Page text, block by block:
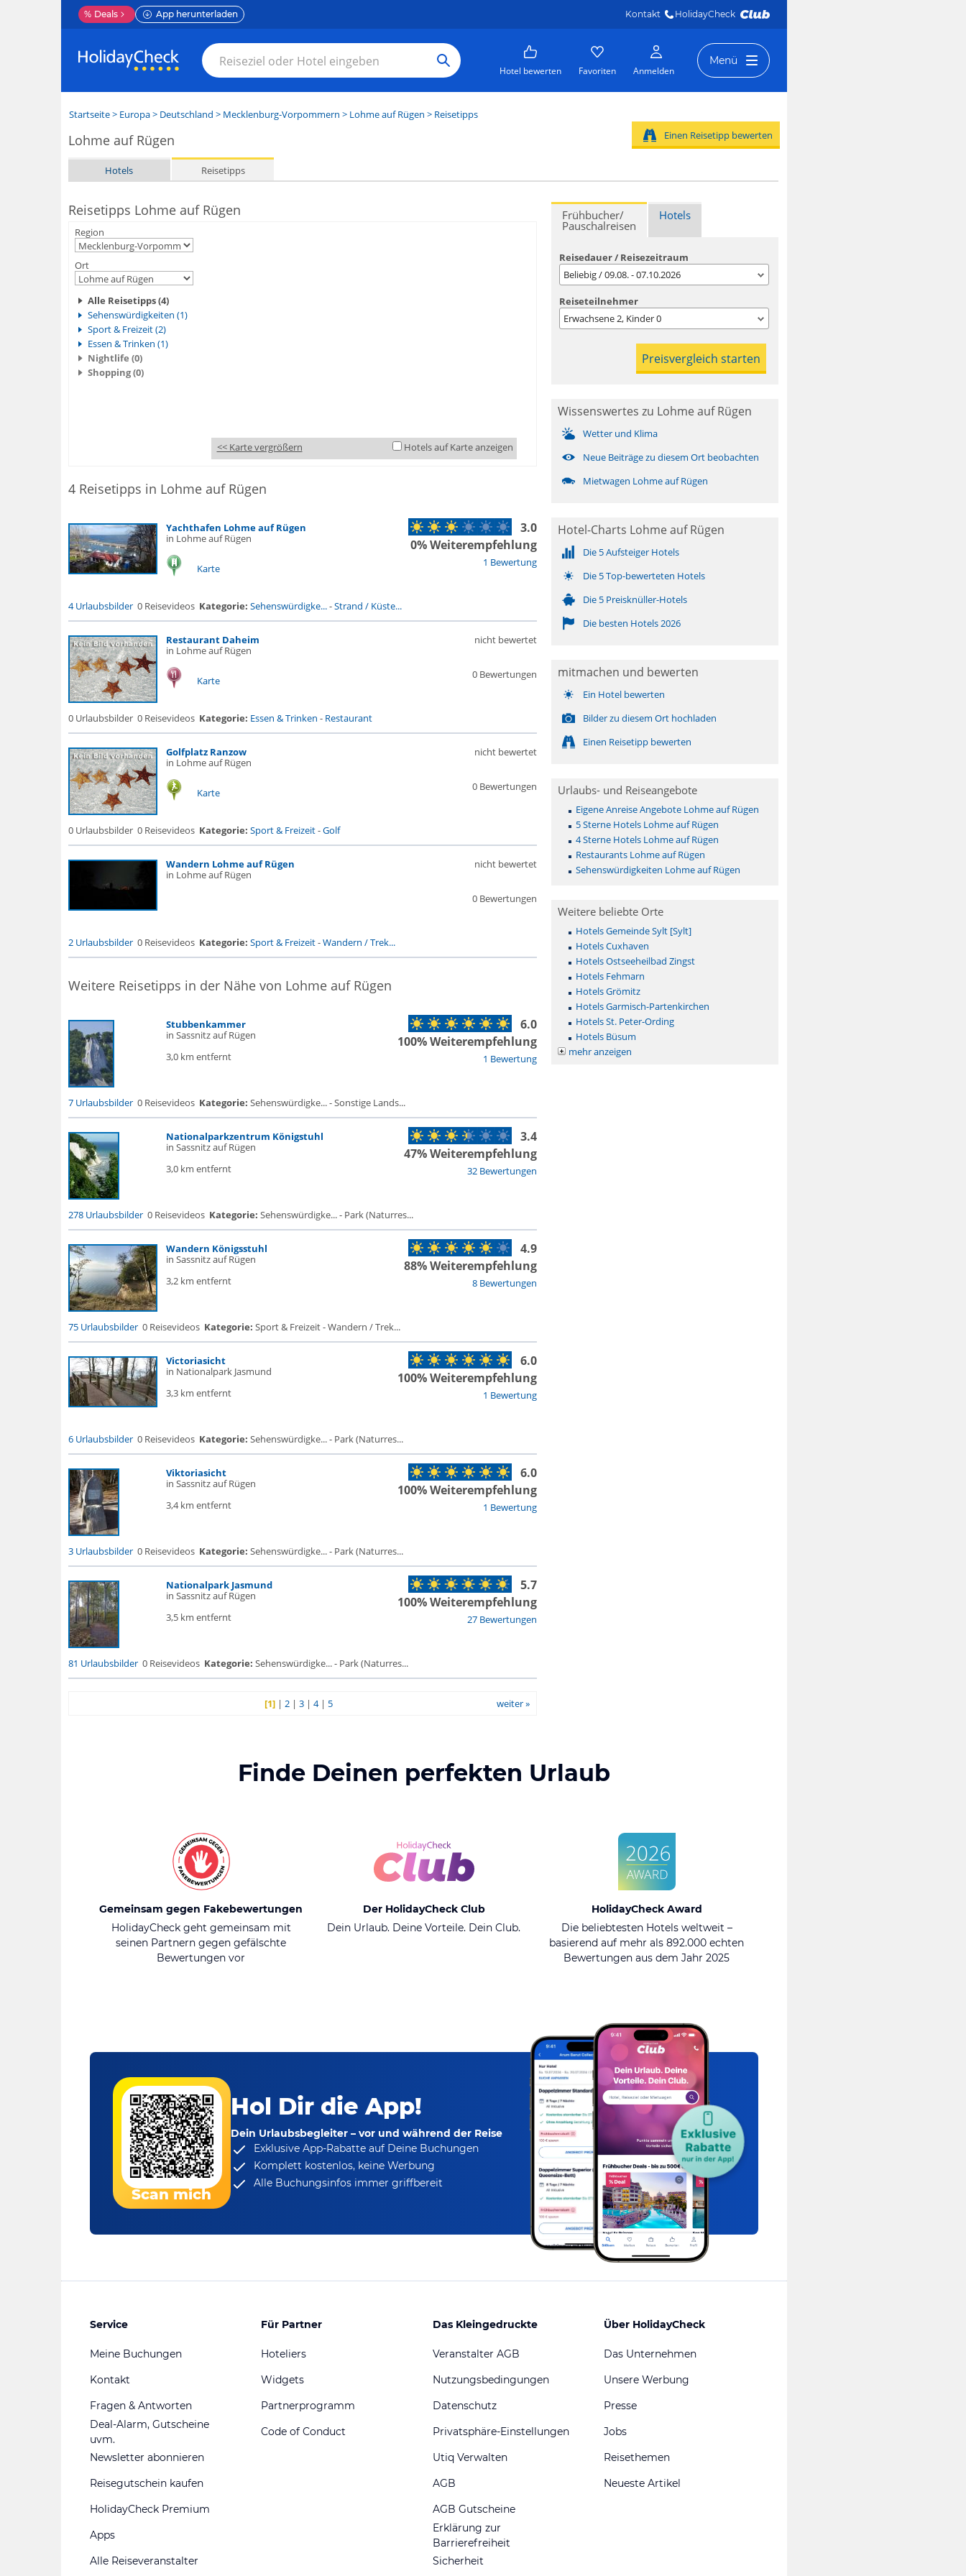
% Deals App herunterladen Kontakt HolidayCheck
Hotel bewerten Favoriten Anmelden
Menü
Startseite> Europa> Deutschland > Mecklenburg-Vorpommern > Lohme auf Rügen > Reisetipps
Lohme auf Rügen
Hotels Reisetipps
Einen Reisetipp bewerten
Reisetipps Lohme auf Rügen
Region
Ort
Alle Reisetipps (4)
Sehenswürdigkeiten (1)
Sport & Freizeit (2)
Essen & Trinken (1)
Nightlife (0)
Shopping (0)
<< Karte vergrößern Hotels auf Karte anzeigen
4 Reisetipps in Lohme auf Rügen
Yachthafen Lohme auf Rügen
in Lohme auf Rügen
Karte 1 Bewertung
3.0
0% Weiterempfehlung
4 Urlaubsbilder 0 Reisevideos Kategorie: Sehenswürdigke...-Strand / Küste...
Restaurant Daheim
in Lohme auf Rügen
Karte 0 Bewertungen
nicht bewertet
0 Urlaubsbilder 0 Reisevideos Kategorie: Essen & Trinken - Restaurant
Golfplatz Ranzow
in Lohme auf Rügen
Karte 0 Bewertungen
nicht bewertet
0 Urlaubsbilder 0 Reisevideos Kategorie: Sport & Freizeit-Golf
Wandern Lohme auf Rügen
in Lohme auf Rügen
0 Bewertungen
nicht bewertet
2 Urlaubsbilder 0 Reisevideos Kategorie: Sport & Freizeit-Wandern / Trek...
Weitere Reisetipps in der Nähe von Lohme auf Rügen
Stubbenkammer
in Sassnitz auf Rügen
3,0 km entfernt
1 Bewertung
6.0
100% Weiterempfehlung
7 Urlaubsbilder 0 Reisevideos Kategorie: Sehenswürdigke... - Sonstige Lands...
Nationalparkzentrum Königstuhl
in Sassnitz auf Rügen
3,0 km entfernt
32 Bewertungen
3.4
47% Weiterempfehlung
278 Urlaubsbilder 0 Reisevideos Kategorie: Sehenswürdigke... - Park (Naturres...
Wandern Königsstuhl
in Sassnitz auf Rügen
3,2 km entfernt
8 Bewertungen
4.9
88% Weiterempfehlung
75 Urlaubsbilder 0 Reisevideos Kategorie: Sport & Freizeit - Wandern / Trek...
Victoriasicht
in Nationalpark Jasmund
3,3 km entfernt
1 Bewertung
6.0
100% Weiterempfehlung
6 Urlaubsbilder 0 Reisevideos Kategorie: Sehenswürdigke... - Park (Naturres...
Viktoriasicht
in Sassnitz auf Rügen
3,4 km entfernt
1 Bewertung
6.0
100% Weiterempfehlung
3 Urlaubsbilder 0 Reisevideos Kategorie: Sehenswürdigke... - Park (Naturres...
Nationalpark Jasmund
in Sassnitz auf Rügen
3,5 km entfernt
27 Bewertungen
5.7
100% Weiterempfehlung
81 Urlaubsbilder 0 Reisevideos Kategorie: Sehenswürdigke... - Park (Naturres...
[1]| 2| 3| 4| 5 weiter »
Frühbucher/
Pauschalreisen
Hotels
Reisedauer / Reisezeitraum
Beliebig / 09.08. - 07.10.2026
Reiseteilnehmer
Erwachsene2, Kinder0
Wissenswertes zu Lohme auf Rügen
Wetter und Klima
Neue Beiträge zu diesem Ort beobachten
Mietwagen Lohme auf Rügen
Hotel-Charts Lohme auf Rügen
Die 5 Aufsteiger Hotels
Die 5 Top-bewerteten Hotels
Die 5 Preisknüller-Hotels
Die besten Hotels 2026
mitmachen und bewerten
Ein Hotel bewerten
Bilder zu diesem Ort hochladen
Einen Reisetipp bewerten
Urlaubs- und Reiseangebote
Eigene Anreise Angebote Lohme auf Rügen
5 Sterne Hotels Lohme auf Rügen
4 Sterne Hotels Lohme auf Rügen
Restaurants Lohme auf Rügen
Sehenswürdigkeiten Lohme auf Rügen
Weitere beliebte Orte
Hotels Gemeinde Sylt [Sylt]
Hotels Cuxhaven
Hotels Ostseeheilbad Zingst
Hotels Fehmarn
Hotels Grömitz
Hotels Garmisch-Partenkirchen
Hotels St. Peter-Ording
Hotels Büsum
mehr anzeigen
Finde Deinen perfekten Urlaub
Gemeinsam gegen Fakebewertungen
HolidayCheck geht gemeinsam mit
seinen Partnern gegen gefälschte
Bewertungen vor
Der HolidayCheck Club
Dein Urlaub. Deine Vorteile. Dein Club.
HolidayCheck Award
Die beliebtesten Hotels weltweit –
basierend auf mehr als 892.000 echten
Bewertungen aus dem Jahr 2025
Scan mich
Hol Dir die App!
Dein Urlaubsbegleiter – vor und während der Reise
Exklusive App-Rabatteauf Deine Buchungen
Komplett kostenlos, keine Werbung
Alle Buchungsinfos immer griffbereit
Service
Meine Buchungen
Kontakt
Fragen & Antworten
Deal-Alarm, Gutscheine
uvm.
Newsletter abonnieren
Reisegutschein kaufen
HolidayCheck Premium
Apps
Alle Reiseveranstalter
Für Partner
Hoteliers
Widgets
Partnerprogramm
Code of Conduct
Das Kleingedruckte
Veranstalter AGB
Nutzungsbedingungen
Datenschutz
Privatsphäre-Einstellungen
Utiq Verwalten
AGB
AGB Gutscheine
Erklärung zur
Barrierefreiheit
Sicherheit
Über HolidayCheck
Das Unternehmen
Unsere Werbung
Presse
Jobs
Reisethemen
Neueste Artikel